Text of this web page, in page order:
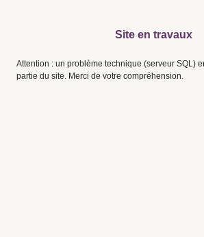
Site en travaux
Attention : un problème technique (serveur SQL)
partie du site. Merci de votre compréhension.